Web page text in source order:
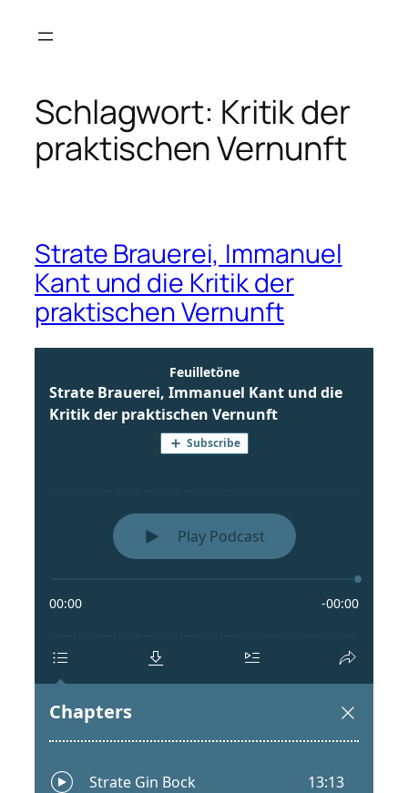
Inhalt
Schlagwort: Kritik der
praktischen Vernunft
Strate Brauerei, Immanuel
Kant und die Kritik der
praktischen Vernunft